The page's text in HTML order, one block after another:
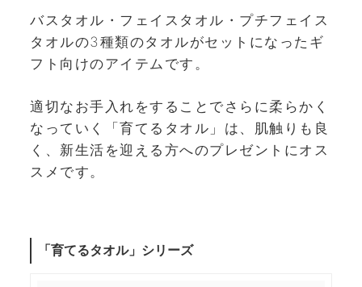
バスタオル・フェイスタオル・プチフェイス
タオルの3種類のタオルがセットになったギ
フト向けのアイテムです。
適切なお手入れをすることでさらに柔らかく
なっていく「育てるタオル」は、肌触りも良
く、新生活を迎える方へのプレゼントにオス
スメです。